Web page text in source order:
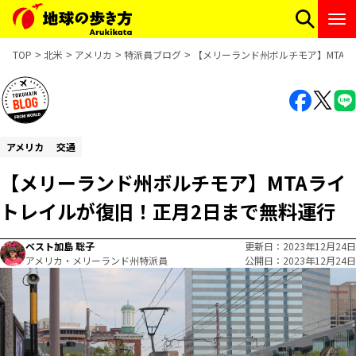
TOP 北米 アメリカ 特派員ブログ 【メリーランド州ボルチモア】MTA
アメリカ 交通
【メリーランド州ボルチモア】MTAライ
トレイルが復旧！正月2日まで無料運行
ベスト加島 聡子
アメリカ・メリーランド州特派員
更新日
2023年12月24日
公開日
2023年12月24日